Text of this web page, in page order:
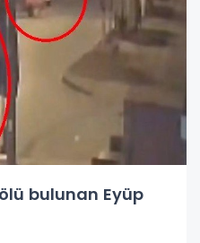
bulunan Eyüp